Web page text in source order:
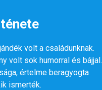
volt a családunknak.
volt sok humorral és bájjal.
értelme beragyogta
ismerték.